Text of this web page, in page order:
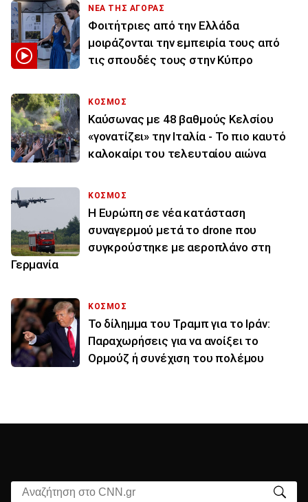
ΝΕΑ ΤΗΣ ΑΓΟΡΑΣ
Φοιτήτριες από την Ελλάδα
μοιράζονται την εμπειρία τους από
τις σπουδές τους στην Κύπρο
ΚΟΣΜΟΣ
Καύσωνας με 48 βαθμούς Κελσίου
«γονατίζει» την Ιταλία - Το πιο καυτό
καλοκαίρι του τελευταίου αιώνα
ΚΟΣΜΟΣ
Η Ευρώπη σε νέα κατάσταση
συναγερμού μετά το drone που
συγκρούστηκε με αεροπλάνο στη
Γερμανία
ΚΟΣΜΟΣ
Το δίλημμα του Τραμπ για το Ιράν:
Παραχωρήσεις για να ανοίξει το
Ορμούζ ή συνέχιση του πολέμου
Αναζήτηση στο CNN.gr